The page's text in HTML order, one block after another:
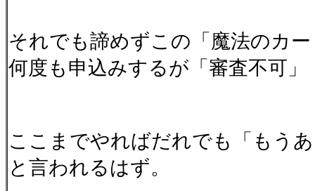
それでも諦めずこの「魔法のカ
何度も申込みするが「審査不可」
ここまでやればだれでも「もう
と言われるはず。